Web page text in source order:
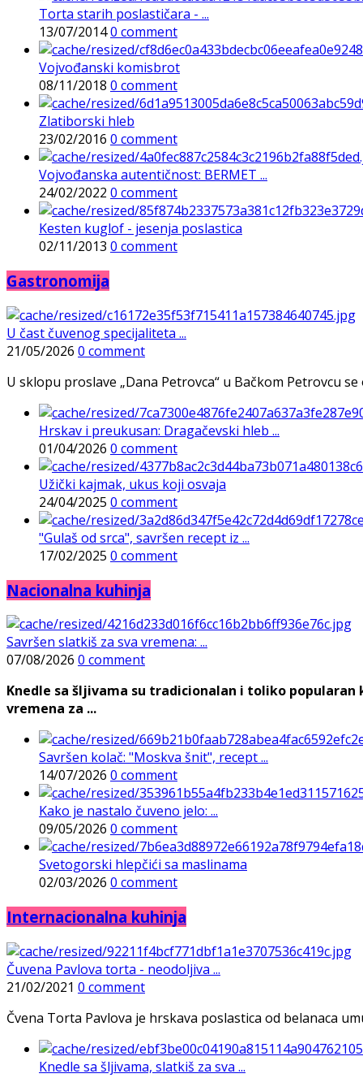
Torta starih poslastičara - ...
13/07/20140 comment
Vojvođanski komisbrot
08/11/2018 0 comment
Zlatiborski hleb
23/02/2016 0 comment
Vojvođanska autentičnost: BERMET ...
24/02/2022 0 comment
Kesten kuglof - jesenja poslastica
02/11/2013 0 comment
Gastronomija
U čast čuvenog specijaliteta ...
21/05/2026 0 comment
U sklopu proslave „Dana Petrovca“ u Bačkom Petrovcu
Hrskav i preukusan: Dragačevski hleb ...
01/04/2026 0 comment
Užički kajmak, ukus koji osvaja
24/04/2025 0 comment
"Gulaš od srca", savršen recept iz ...
17/02/2025 0 comment
Nacionalna kuhinja
Savršen slatkiš za sva vremena: ...
07/08/2026 0 comment
Knedle sa šljivama su tradicionalan i toliko
vremena za ...
Savršen kolač: "Moskva šnit", recept ...
14/07/2026 0 comment
Kako je nastalo čuveno jelo: ...
09/05/2026 0 comment
Svetogorski hlepčići sa maslinama
02/03/2026 0 comment
Internacionalna kuhinja
Čuvena Pavlova torta - neodoljiva ...
21/02/2021 0 comment
Čvena Torta Pavlova je hrskava poslastica od belanaca
Knedle sa šljivama, slatkiš za sva ...